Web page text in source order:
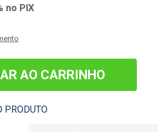
no PIX
AO CARRINHO
PRODUTO